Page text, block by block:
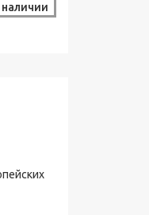
наличии